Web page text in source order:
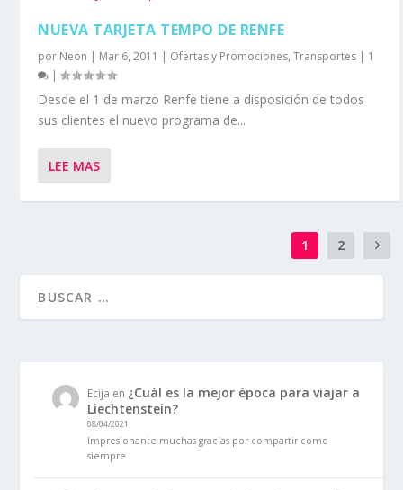
NUEVA TARJETA TEMPO DE RENFE
por Neon | Mar 6, 2011 | Ofertas y Promociones,Transportes | 1
|
Desde el 1 de marzo Renfe tiene a disposición de todos
sus clientes el nuevo programa de...
LEE MAS
1 2
Ecija en ¿Cuál es la mejor época para viajar a
Liechtenstein?
08/04/2021
Impresionante muchas gracias por compartir como
siempre